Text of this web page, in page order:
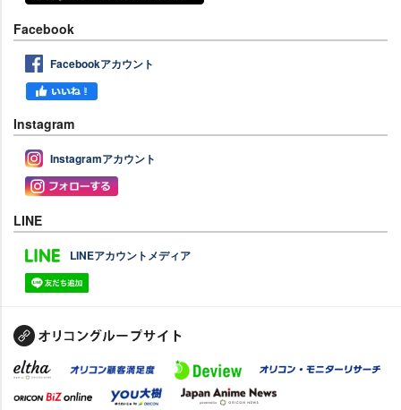
Facebook
Facebookアカウント
Instagram
Instagramアカウント
LINE
LINEアカウントメディア